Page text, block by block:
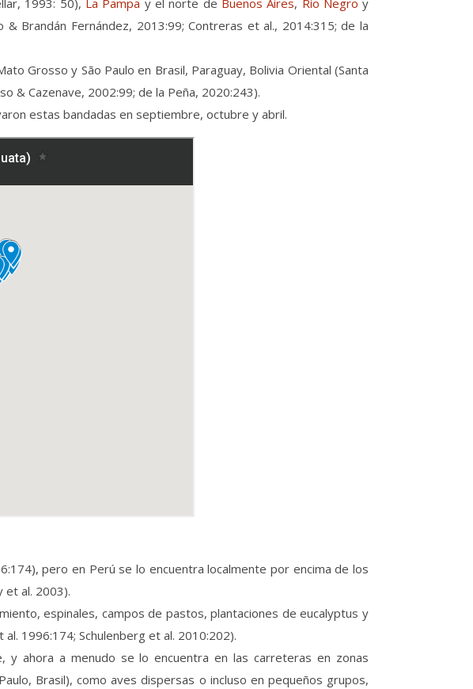
Brandán Fernández, 2013:99; Contreras et al., 2014:315; de la
Grosso y São Paulo en Brasil, Paraguay, Bolivia Oriental (Santa
& Cazenave, 2002:99; de la Peña, 2020:243).
estas bandadas en septiembre, octubre y abril.
pero en Perú se lo encuentra localmente por encima de los
et al. 2003).
espinales, campos de pastos, plantaciones de eucalyptus y
1996:174; Schulenberg et al. 2010:202).
y ahora a menudo se lo encuentra en las carreteras en zonas
Brasil), como aves dispersas o incluso en pequeños grupos,